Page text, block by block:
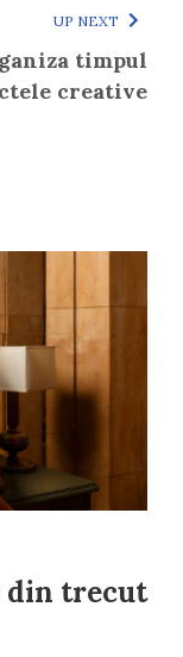
UP NEXT
timpul
creative
din trecut